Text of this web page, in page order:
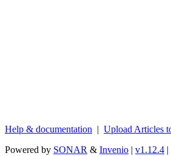
Help & documentation | Upload Articles
Powered by SONAR & Invenio | v1.12.4 |